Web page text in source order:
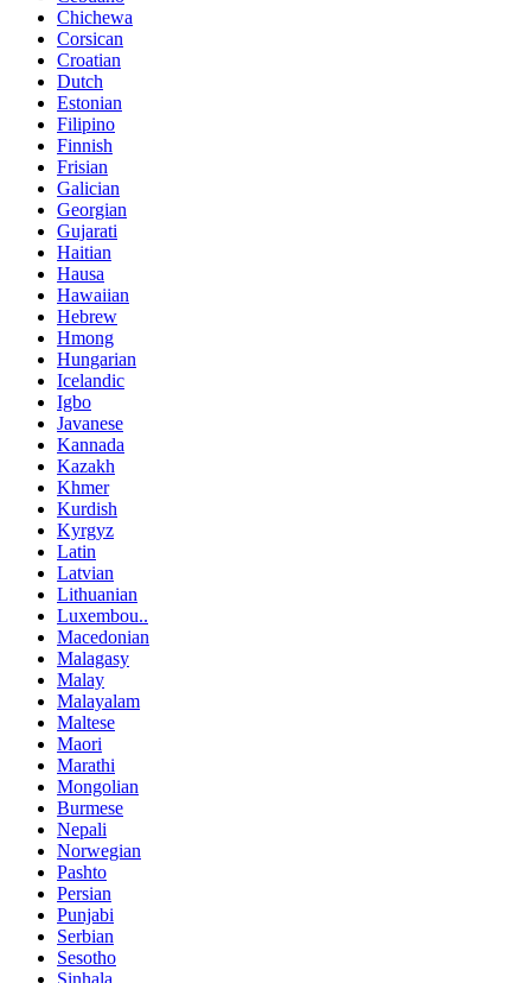
Chichewa
Corsican
Croatian
Dutch
Estonian
Filipino
Finnish
Frisian
Galician
Georgian
Gujarati
Haitian
Hausa
Hawaiian
Hebrew
Hmong
Hungarian
Icelandic
Igbo
Javanese
Kannada
Kazakh
Khmer
Kurdish
Kyrgyz
Latin
Latvian
Lithuanian
Luxembou..
Macedonian
Malagasy
Malay
Malayalam
Maltese
Maori
Marathi
Mongolian
Burmese
Nepali
Norwegian
Pashto
Persian
Punjabi
Serbian
Sesotho
Sinhala